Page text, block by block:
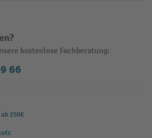
kostenlose Fachberatung:
66
250€